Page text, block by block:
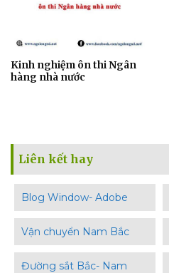
Kinh nghiệm ôn thi Ngân
hàng nhà nước
Liên kết hay
Blog Window- Adobe
Vận chuyển Nam Bắc
Đường sắt Bắc- Nam